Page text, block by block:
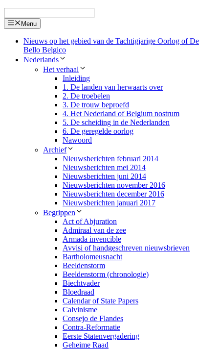
Menu
Nieuws op het gebied van de Tachtigjarige Oorlog of De
Bello Belgico
Nederlands
Het verhaal
Inleiding
1. De landen van herwaarts over
2. De troebelen
3. De trouw beproefd
4. Het Nederland of Belgium nostrum
5. De scheiding in de Nederlanden
6. De geregelde oorlog
Nawoord
Archief
Nieuwsberichten februari 2014
Nieuwsberichten mei 2014
Nieuwsberichten juni 2014
Nieuwsberichten november 2016
Nieuwsberichten december 2016
Nieuwsberichten januari 2017
Begrippen
Act of Abjuration
Admiraal van de zee
Armada invencible
Avvisi of handgeschreven nieuwsbrieven​
Bartholomeusnacht
Beeldenstorm
Beeldenstorm (chronologie)
Biechtvader
Bloedraad
Calendar of State Papers
Calvinisme
Consejo de Flandes
Contra-Reformatie
Eerste Statenvergadering
Geheime Raad